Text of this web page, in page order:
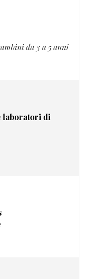
da 3 a 5 anni
laboratori di